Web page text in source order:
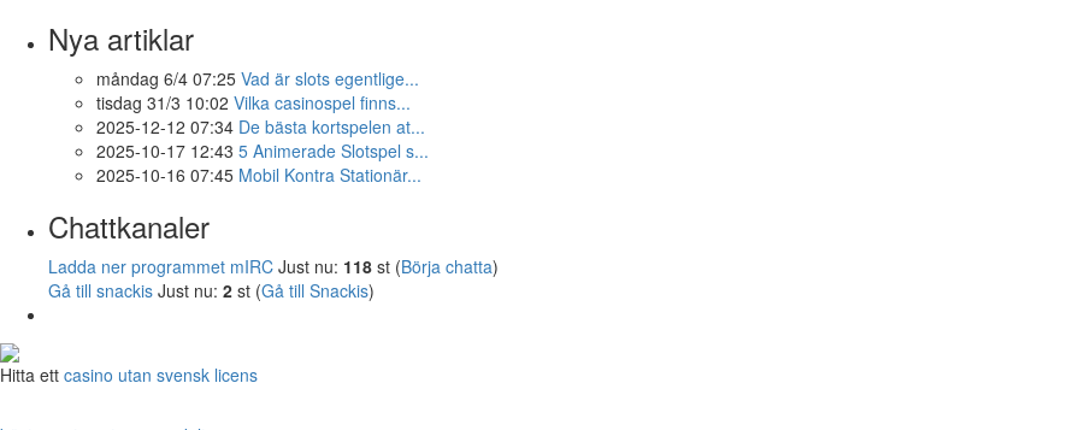
Nya artiklar
måndag 6/4 07:25 Vad är slots egentlige...
tisdag 31/3 10:02 Vilka casinospel finns...
2025-12-12 07:34 De bästa kortspelen at...
2025-10-17 12:43 5 Animerade Slotspel s...
2025-10-16 07:45 Mobil Kontra Stationär...
Chattkanaler
Ladda ner programmet mIRC Just nu: 118 st (Börja chatta)
Gå till snackis Just nu: 2 st (Gå till Snackis)
Hitta ett casino utan svensk licens